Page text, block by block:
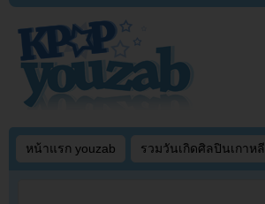
หน้าแรก youzab รวมวันเกิดศิลปินเกาหลี